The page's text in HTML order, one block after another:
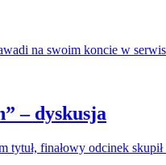
na swoim koncie w
– dyskusja
tytuł, finałowy odcinek